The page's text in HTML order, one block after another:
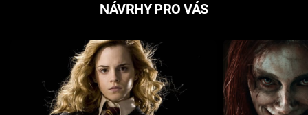
NÁVRHY PRO VÁS